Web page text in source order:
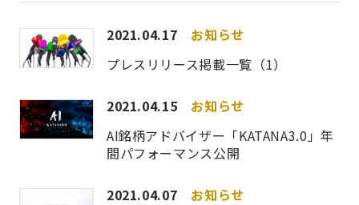
2021.04.17
お知らせ
プレスリリース掲載一覧（1）
2021.04.15
お知らせ
AI銘柄アドバイザー「KATANA3.0」年
間パフォーマンス公開
2021.04.07
お知らせ